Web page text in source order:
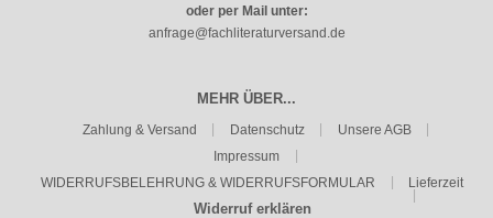
oder per Mail unter:
anfrage@fachliteraturversand.de
MEHR ÜBER...
Zahlung & Versand Datenschutz
Unsere AGB
Impressum
WIDERRUFSBELEHRUNG & WIDERRUFSFORMULAR
Lieferzeit
Widerruf erklären